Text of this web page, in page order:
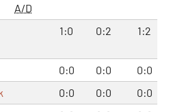
A/D
1:0 0:2 1:2
0:0 0:0
0:0
0:0 0:0
0:0